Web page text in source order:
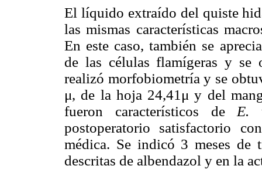
El líquido extraído del quiste
las mismas características
En este caso, también se
de las células flamígeras y se
realizó morfobiometría y se
μ, de la hoja 24,41μ y del
fueron característicos de E.
postoperatorio satisfactorio
médica. Se indicó 3 meses de
descritas de albendazol y en la